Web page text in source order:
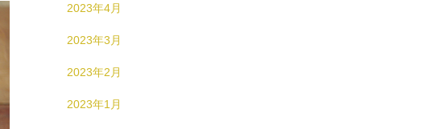
2023年4月
2023年3月
2023年2月
2023年1月